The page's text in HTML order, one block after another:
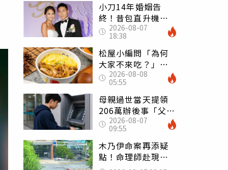
小刀14年婚姻告
終！昔包直升機求
婚 豪砸545萬辦婚
禮還找連戰證婚
2026-08-07
18:38
松屋小編問「為何
大家不來吃？」
一票人點出3大問
題：滿手好牌打到
爛
2026-08-08
05:55
母親過世當天提領
206萬辦後事「父子
遭判刑」 律師：
搶錢先下手是罪
2026-08-07
09:55
木乃伊命案再添疑
點！命理師赴現場